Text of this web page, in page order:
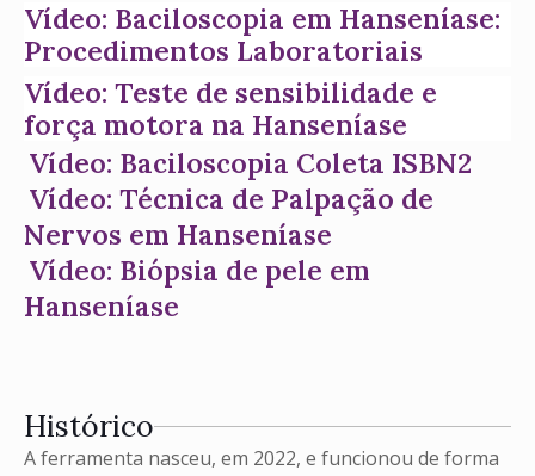
Vídeo: Baciloscopia em Hanseníase:
Procedimentos Laboratoriais
Vídeo: Teste de sensibilidade e
força motora na Hanseníase
Vídeo: Baciloscopia Coleta ISBN2
Vídeo: Técnica de Palpação de
Nervos em Hanseníase
Vídeo: Biópsia de pele em
Hanseníase
Histórico
A ferramenta nasceu, em 2022, e funcionou de forma